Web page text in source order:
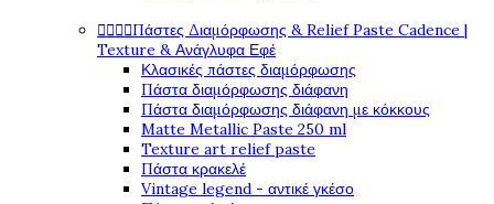
Πάστες Διαμόρφωσης & Relief Paste Cadence |
Texture & Ανάγλυφα Εφέ
Κλασικές πάστες διαμόρφωσης
Πάστα διαμόρφωσης διάφανη
Πάστα διαμόρφωσης διάφανη με κόκκους
Matte Metallic Paste 250 ml
Texture art relief paste
Πάστα κρακελέ
Vintage legend - αντικέ γκέσο